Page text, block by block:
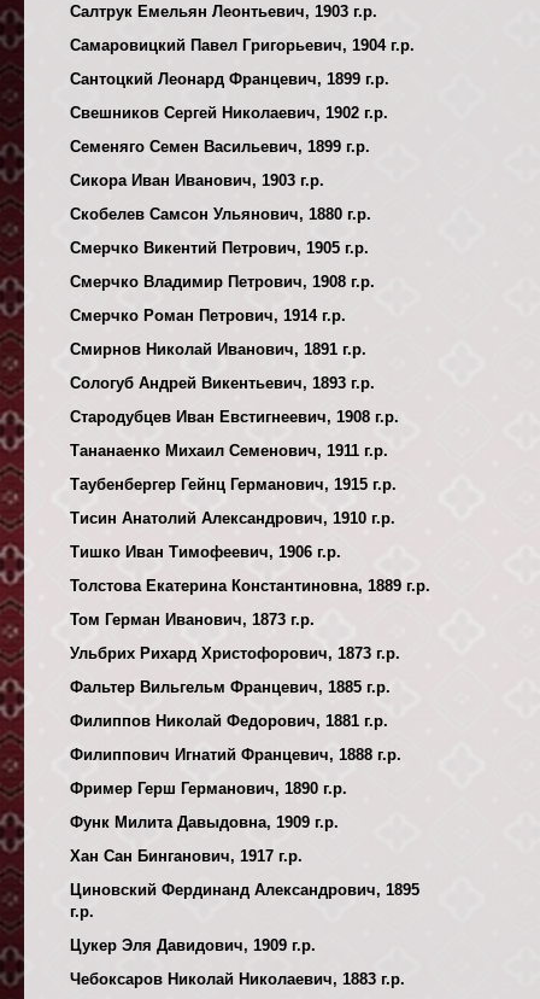
Салтрук Емельян Леонтьевич, 1903 г.р.
Самаровицкий Павел Григорьевич, 1904 г.р.
Сантоцкий Леонард Францевич, 1899 г.р.
Свешников Сергей Николаевич, 1902 г.р.
Семеняго Семен Васильевич, 1899 г.р.
Сикора Иван Иванович, 1903 г.р.
Скобелев Самсон Ульянович, 1880 г.р.
Смерчко Викентий Петрович, 1905 г.р.
Смерчко Владимир Петрович, 1908 г.р.
Смерчко Роман Петрович, 1914 г.р.
Смирнов Николай Иванович, 1891 г.р.
Сологуб Андрей Викентьевич, 1893 г.р.
Стародубцев Иван Евстигнеевич, 1908 г.р.
Тананаенко Михаил Семенович, 1911 г.р.
Таубенбергер Гейнц Германович, 1915 г.р.
Тисин Анатолий Александрович, 1910 г.р.
Тишко Иван Тимофеевич, 1906 г.р.
Толстова Екатерина Константиновна, 1889 г.р.
Том Герман Иванович, 1873 г.р.
Ульбрих Рихард Христофорович, 1873 г.р.
Фальтер Вильгельм Францевич, 1885 г.р.
Филиппов Николай Федорович, 1881 г.р.
Филиппович Игнатий Францевич, 1888 г.р.
Фример Герш Германович, 1890 г.р.
Функ Милита Давыдовна, 1909 г.р.
Хан Сан Бинганович, 1917 г.р.
Циновский Фердинанд Александрович, 1895
г.р.
Цукер Эля Давидович, 1909 г.р.
Чебоксаров Николай Николаевич, 1883 г.р.